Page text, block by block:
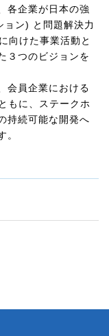
各企業が日本の強
ョン) と問題解決力
向けた事業活動と
３つのビジョンを
会員企業における
もに、ステークホ
持続可能な開発へ
。